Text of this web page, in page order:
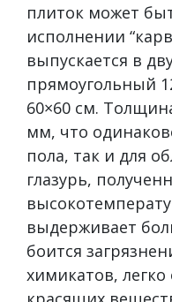
плиток может
исполнении
выпускается в
прямоугольный
60×60 см.
мм, что
пола, так и для
глазурь,
выдерживает
боится
химикатов,